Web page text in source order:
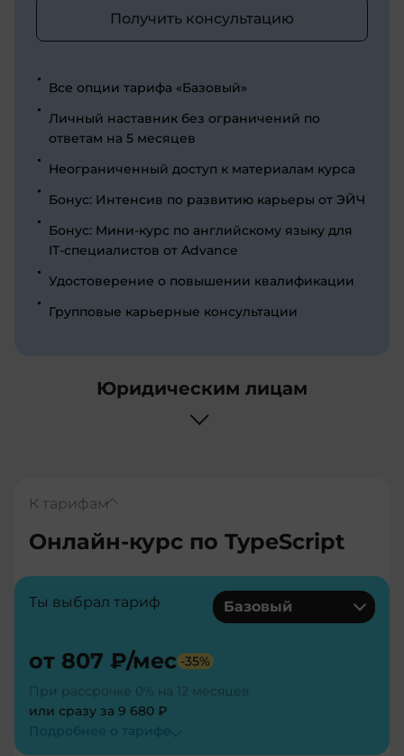
Получить консультацию
Все опции тарифа «Базовый»
Личный наставник без ограничений по
ответам на 5 месяцев
Неограниченный доступ к материалам курса
Бонус: Интенсив по развитию карьеры от ЭЙЧ
Бонус: Мини-курс по английскому языку для
IT-специалистов от Advance
Удостоверение о повышении квалификации
Групповые карьерные консультации
Юридическим лицам
К тарифам
Онлайн-курс по TypeScript
Ты выбрал тариф Базовый
от 807 ₽/мес -35%
При рассрочке 0% на 12 месяцев
или сразу за 9 680 ₽
Подробнее о тарифe